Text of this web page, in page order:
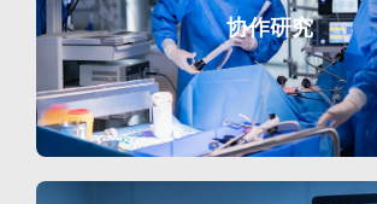
协作研究